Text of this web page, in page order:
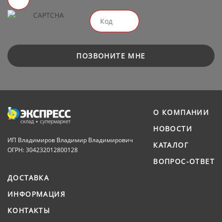
ПОЗВОНИТЕ МНЕ
ИП Владимиров Владимир Владимирович
ОГРН: 304232012800128
О КОМПАНИИ
НОВОСТИ
КАТАЛОГ
ВОПРОС-ОТВЕТ
ДОСТАВКА
ИНФОРМАЦИЯ
КОНТАКТЫ